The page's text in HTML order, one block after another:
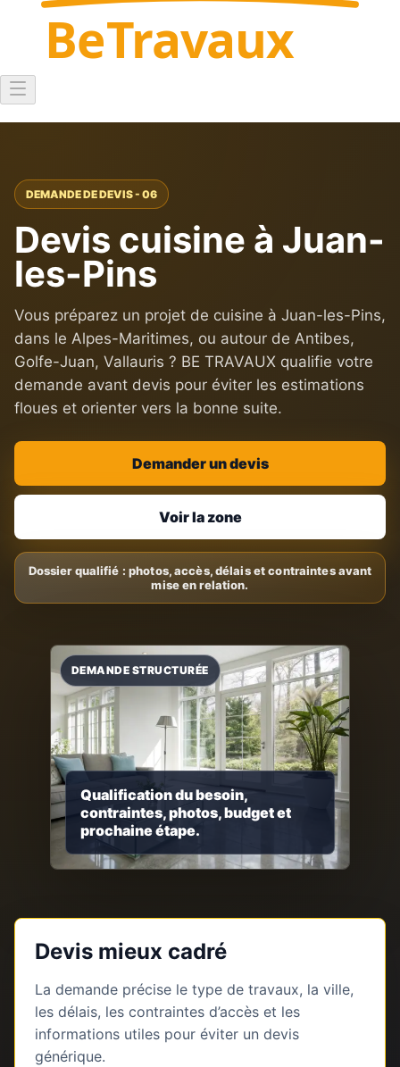
BeTravaux
DEMANDE DE DEVIS - 06
Devis cuisine à Juan-
les-Pins
Vous préparez un projet de cuisine à Juan-les-Pins,
dans le Alpes-Maritimes, ou autour de Antibes,
Golfe-Juan, Vallauris ? BE TRAVAUX qualifie votre
demande avant devis pour éviter les estimations
floues et orienter vers la bonne suite.
Demander un devis
Voir la zone
Qualification du besoin,
contraintes, photos, budget et
prochaine étape.
Devis mieux cadré
La demande précise le type de travaux, la ville,
les délais, les contraintes d’accès et les
informations utiles pour éviter un devis
générique.